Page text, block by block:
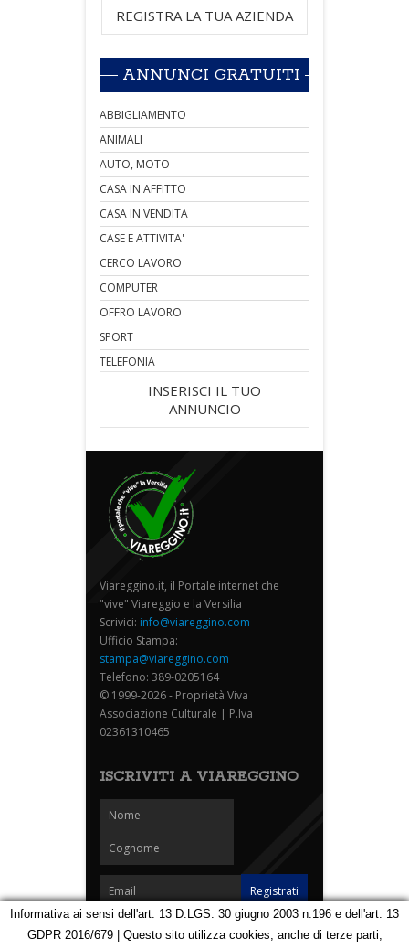
REGISTRA LA TUA AZIENDA
ANNUNCI GRATUITI
ABBIGLIAMENTO
ANIMALI
AUTO, MOTO
CASA IN AFFITTO
CASA IN VENDITA
CASE E ATTIVITA'
CERCO LAVORO
COMPUTER
OFFRO LAVORO
SPORT
TELEFONIA
INSERISCI IL TUO
ANNUNCIO
Viareggino.it, il Portale internet che
"vive" Viareggio e la Versilia
Scrivici: info@viareggino.com
Ufficio Stampa:
stampa@viareggino.com
Telefono: 389-0205164
© 1999-2026 - Proprietà Viva
Associazione Culturale | P.Iva
02361310465
ISCRIVITI A VIAREGGINO
Informativa ai sensi dell'art. 13 D.LGS. 30 giugno 2003 n.196 e dell'art. 13
GDPR 2016/679 | Questo sito utilizza cookies, anche di terze parti,